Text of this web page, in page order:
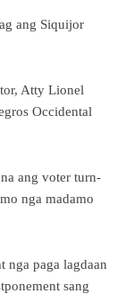
ang Siquijor
Atty Lionel
Occidental
ang voter turn-
nga madamo
nga paga lagdaan
sang